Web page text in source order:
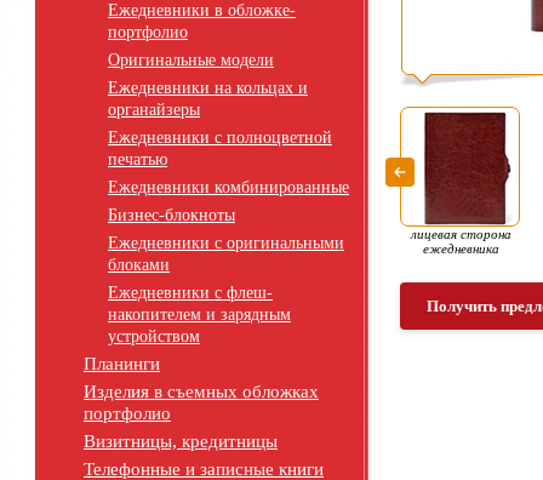
Ежедневники в обложке-
портфолио
Оригинальные модели
Ежедневники на кольцах и
органайзеры
Ежедневники с полноцветной
печатью
Ежедневники комбинированные
Бизнес-блокноты
Ежедневники с оригинальными
блоками
Ежедневники с флеш-
накопителем и зарядным
устройством
Планинги
Изделия в съемных обложках
портфолио
Визитницы, кредитницы
Телефонные и записные книги
лицевая сторона
ежедневника
Получить